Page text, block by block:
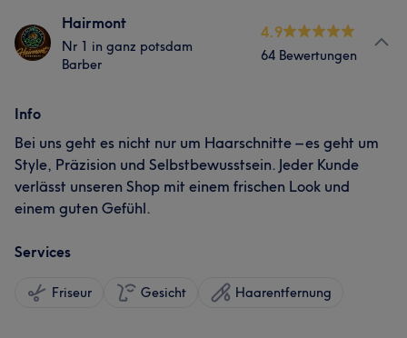
Hairmont
Nr 1 in ganz potsdam
Barber
4.9
64 Bewertungen
Info
Bei uns geht es nicht nur um Haarschnitte – es geht um
Style, Präzision und Selbstbewusstsein. Jeder Kunde
verlässt unseren Shop mit einem frischen Look und
einem guten Gefühl.
Services
Friseur Gesicht Haarentfernung